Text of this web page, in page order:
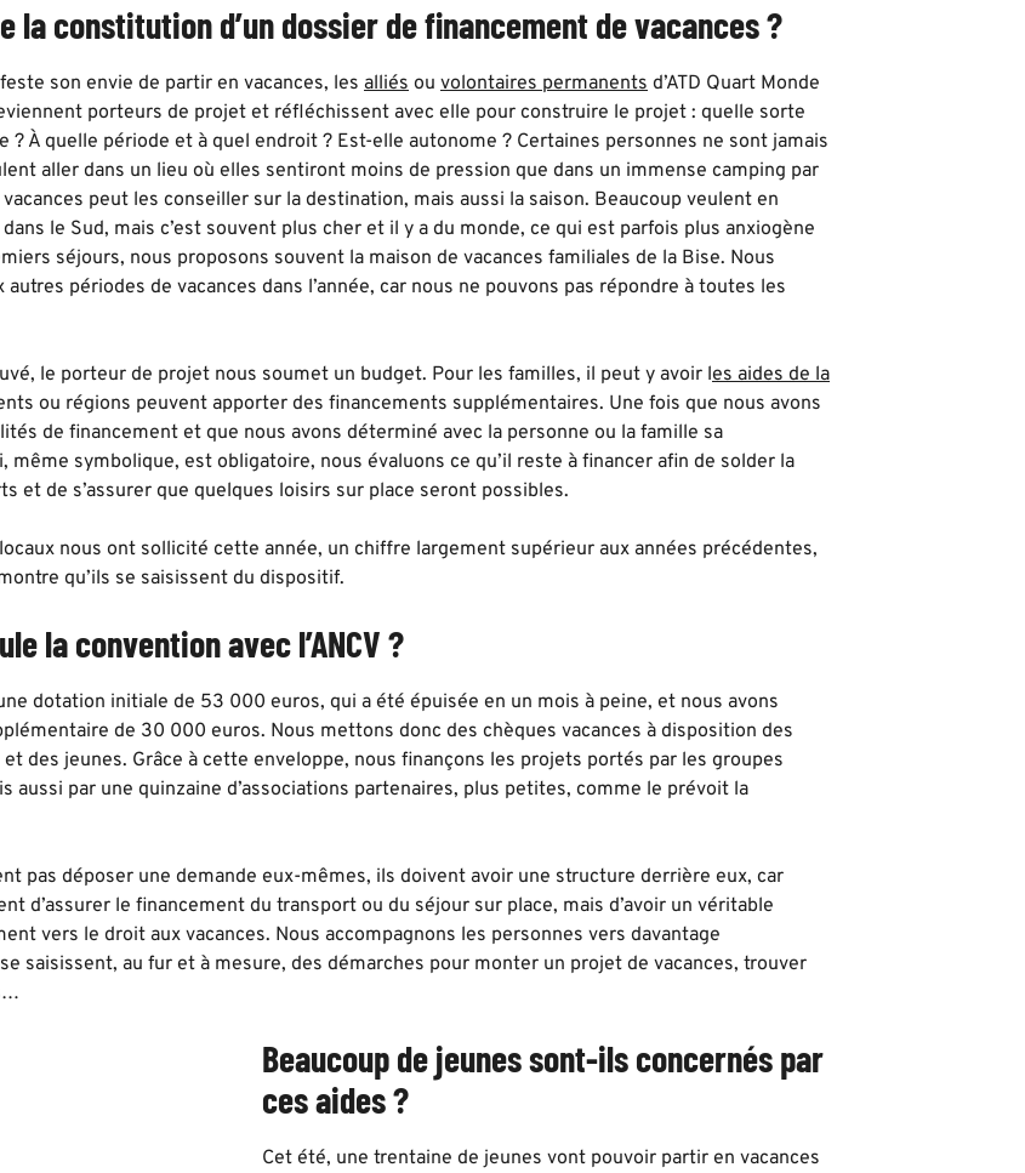
la constitution d’un dossier de financement de vacances ?
son envie de partir en vacances, les alliés ou volontaires permanents d’ATD Quart Monde
porteurs de projet et réfléchissent avec elle pour construire le projet : quelle sorte
? À quelle période et à quel endroit ? Est-elle autonome ? Certaines personnes ne sont jamais
aller dans un lieu où elles sentiront moins de pression que dans un immense camping par
peut les conseiller sur la destination, mais aussi la saison. Beaucoup veulent en
le Sud, mais c’est souvent plus cher et il y a du monde, ce qui est parfois plus anxiogène
séjours, nous proposons souvent la maison de vacances familiales de la Bise. Nous
périodes de vacances dans l’année, car nous ne pouvons pas répondre à toutes les
le porteur de projet nous soumet un budget. Pour les familles, il peut y avoir les aides de la
ou régions peuvent apporter des financements supplémentaires. Une fois que nous avons
de financement et que nous avons déterminé avec la personne ou la famille sa
même symbolique, est obligatoire, nous évaluons ce qu’il reste à financer afin de solder la
et de s’assurer que quelques loisirs sur place seront possibles.
nous ont sollicité cette année, un chiffre largement supérieur aux années précédentes,
qu’ils se saisissent du dispositif.
la convention avec l’ANCV ?
dotation initiale de 53 000 euros, qui a été épuisée en un mois à peine, et nous avons
de 30 000 euros. Nous mettons donc des chèques vacances à disposition des
des jeunes. Grâce à cette enveloppe, nous finançons les projets portés par les groupes
aussi par une quinzaine d’associations partenaires, plus petites, comme le prévoit la
pas déposer une demande eux-mêmes, ils doivent avoir une structure derrière eux, car
d’assurer le financement du transport ou du séjour sur place, mais d’avoir un véritable
vers le droit aux vacances. Nous accompagnons les personnes vers davantage
saisissent, au fur et à mesure, des démarches pour monter un projet de vacances, trouver
Beaucoup de jeunes sont-ils concernés par
ces aides ?
Cet été, une trentaine de jeunes vont pouvoir partir en vacances